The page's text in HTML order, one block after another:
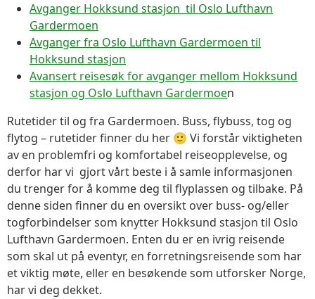
Avganger Hokksund stasjon til Oslo Lufthavn
Gardermoen
Avganger fra Oslo Lufthavn Gardermoen til
Hokksund stasjon
Avansert reisesøk for avganger mellom Hokksund
stasjon og Oslo Lufthavn Gardermoen
Rutetider til og fra Gardermoen. Buss, flybuss, tog og
flytog – rutetider finner du her 🙂 Vi forstår viktigheten
av en problemfri og komfortabel reiseopplevelse, og
derfor har vi gjort vårt beste i å samle informasjonen
du trenger for å komme deg til flyplassen og tilbake. På
denne siden finner du en oversikt over buss- og/eller
togforbindelser som knytter Hokksund stasjon til Oslo
Lufthavn Gardermoen. Enten du er en ivrig reisende
som skal ut på eventyr, en forretningsreisende som har
et viktig møte, eller en besøkende som utforsker Norge,
har vi deg dekket.